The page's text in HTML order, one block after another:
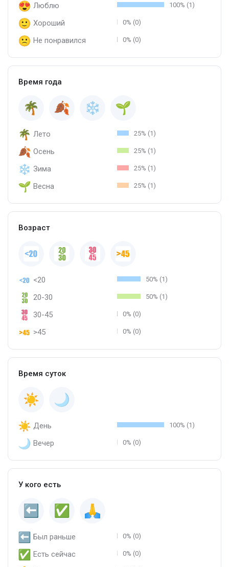
Люблю 100% (1)
Хороший 0% (0)
Не понравился 0% (0)
Время года
Лето 25% (1)
Осень 25% (1)
Зима 25% (1)
Весна 25% (1)
Возраст
<20 50% (1)
20-30 50% (1)
30-45 0% (0)
>45 0% (0)
Время суток
День 100% (1)
Вечер 0% (0)
У кого есть
Был раньше 0% (0)
Есть сейчас 0% (0)